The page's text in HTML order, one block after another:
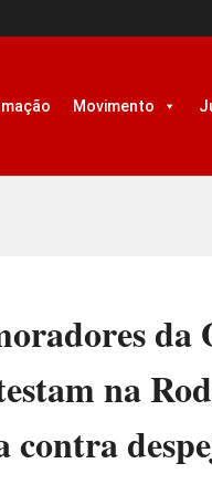
Movimento
da
na
contra